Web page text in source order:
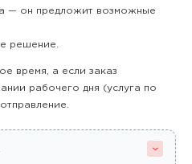
— он предложит возможные
решение.
время, а если заказ
рабочего дня (услуга по